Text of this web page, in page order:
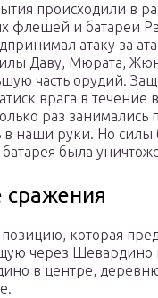
происходили в
флешей и батареи
атаку за
Даву, Мюрата,
часть орудий.
врага в течение
раз занимались
в наши руки. Но
была
сражения
позицию, которая
через Шевардино
в центре,